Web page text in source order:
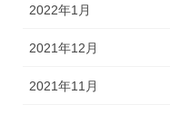
2022年1月
2021年12月
2021年11月